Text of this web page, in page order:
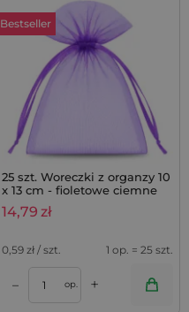
Bestseller
25 szt. Woreczki z organzy 10
x 13 cm - fioletowe ciemne
14,79 zł
0,59 zł / szt. 1 op. = 25 szt.
– op. +